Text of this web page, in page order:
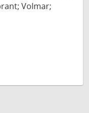
Volmar;